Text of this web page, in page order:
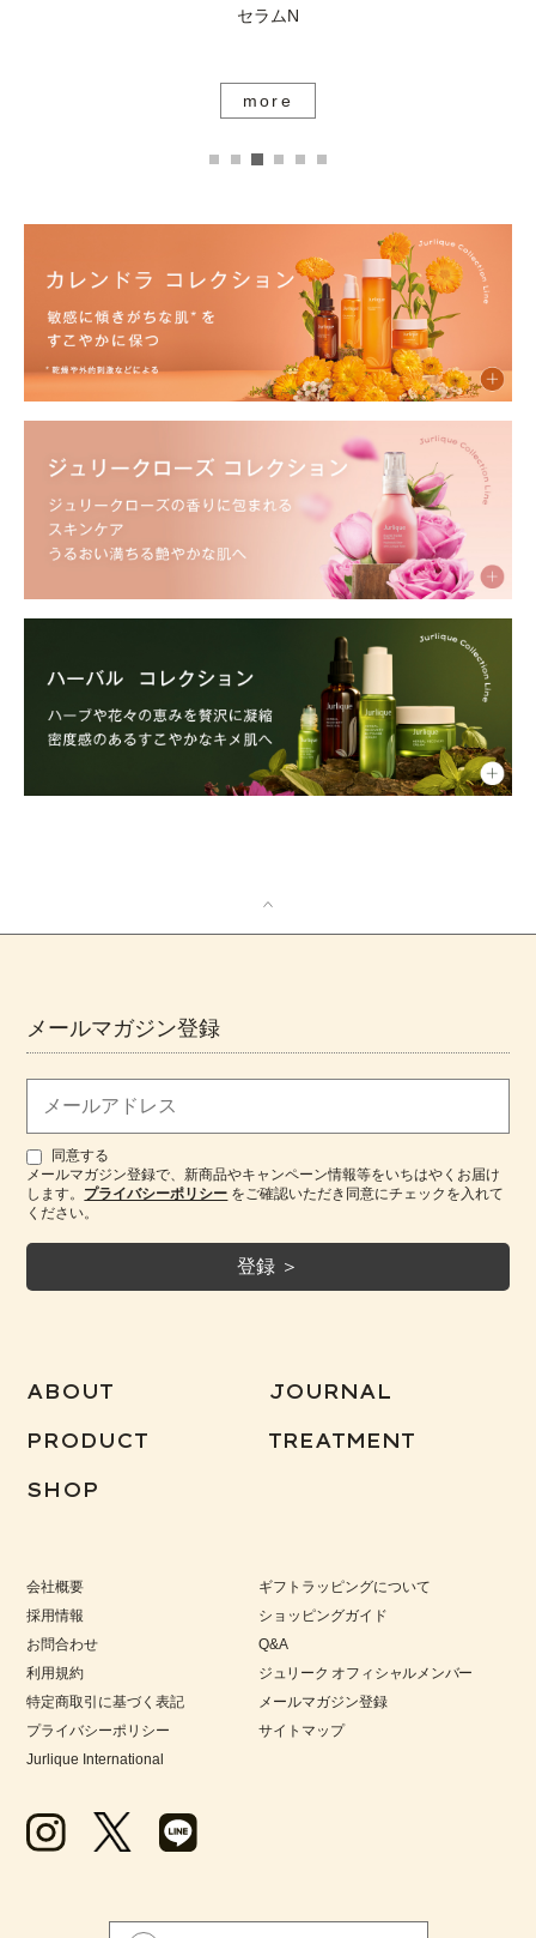
セラムN
more
メールマガジン登録
同意する
メールマガジン登録で、新商品やキャンペーン情報等をいちはやくお届け
します。 プライバシーポリシー をご確認いただき同意にチェックを入れて
ください。
ABOUT JOURNAL
PRODUCT TREATMENT
SHOP
会社概要
採用情報
お問合わせ
利用規約
特定商取引に基づく表記
プライバシーポリシー
Jurlique International
ギフトラッピングについて
ショッピングガイド
Q&A
ジュリーク オフィシャルメンバー
メールマガジン登録
サイトマップ